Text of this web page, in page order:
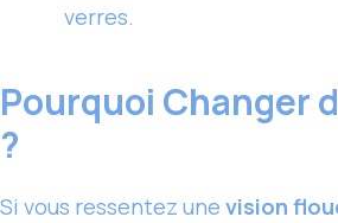
verres.
Pourquoi Changer
?
Si vous ressentez une vision